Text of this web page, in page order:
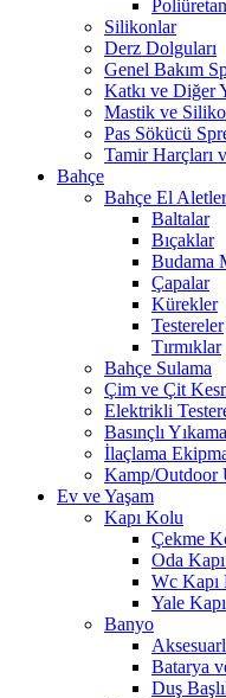
Silikonlar
Derz Dolguları
Genel Bakım
Katkı ve Diğer
Mastik ve
Pas Sökücü
Tamir Harçları
Bahçe
Bahçe El
Baltalar
Bıçaklar
Budama
Çapalar
Kürekler
Testereler
Tırmıklar
Bahçe Sulama
Çim ve Çit
Elektrikli
Basınçlı
İlaçlama
Kamp/Outdoor
Ev ve Yaşam
Kapı Kolu
Çekme
Oda
Wc Kapı
Yale
Banyo
Batarya
Duş